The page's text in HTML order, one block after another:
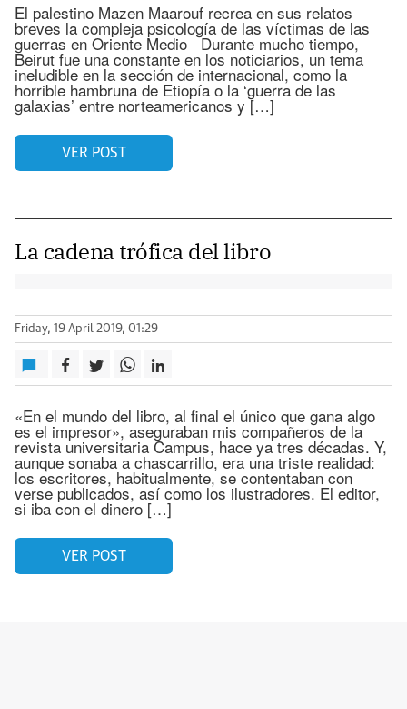
El palestino Mazen Maarouf recrea en sus relatos
breves la compleja psicología de las víctimas de las
guerras en Oriente Medio Durante mucho tiempo,
Beirut fue una constante en los noticiarios, un tema
ineludible en la sección de internacional, como la
horrible hambruna de Etiopía o la ‘guerra de las
galaxias’ entre norteamericanos y […]
VER POST
La cadena trófica del libro
Friday, 19 April 2019, 01:29
«En el mundo del libro, al final el único que gana algo
es el impresor», aseguraban mis compañeros de la
revista universitaria Campus, hace ya tres décadas. Y,
aunque sonaba a chascarrillo, era una triste realidad:
los escritores, habitualmente, se contentaban con
verse publicados, así como los ilustradores. El editor,
si iba con el dinero […]
VER POST